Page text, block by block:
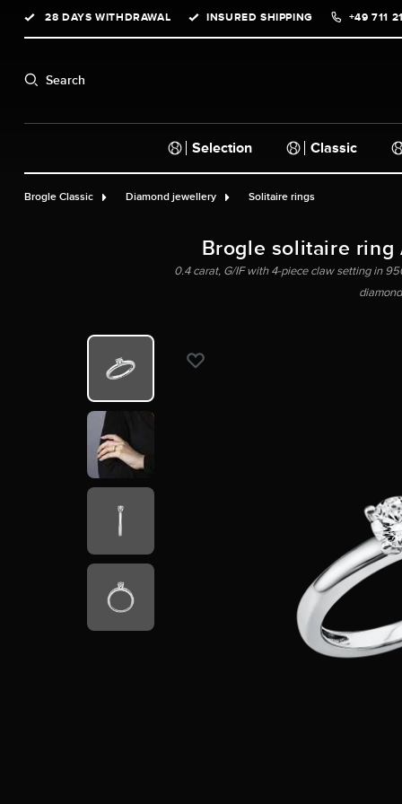
Skip to main navigation
28 DAYS WITHDRAWAL INSURED SHIPPING +49 711
Search
Selection Classic
Brogle Classic Diamond jewellery Solitaire rings
Brogle solitaire ring
0.4 carat, G/IF with 4-piece claw setting in